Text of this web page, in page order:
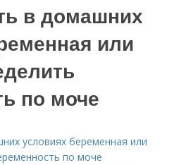
в домашних
или
по моче
условиях беременная или
по моче